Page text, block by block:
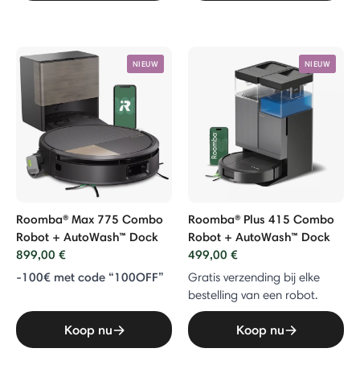
NIEUW
Roomba® Max 775 Combo
Robot + AutoWash™ Dock
899,00 €
-100€ met code “100OFF”
Koop nu
NIEUW
Roomba® Plus 415 Combo
Robot + AutoWash™ Dock
499,00 €
Gratis verzending bij elke
bestelling van een robot.
Koop nu